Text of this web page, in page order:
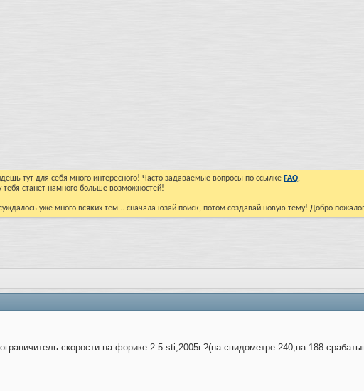
тут для себя много интересного! Часто задаваемые вопросы по ссылке FAQ.
тебя станет намного больше возможностей!
уже много всяких тем... сначала юзай поиск, потом создавай новую тему! Добро
скорости на форике 2.5 sti,2005г.?(на спидометре 240,на 188